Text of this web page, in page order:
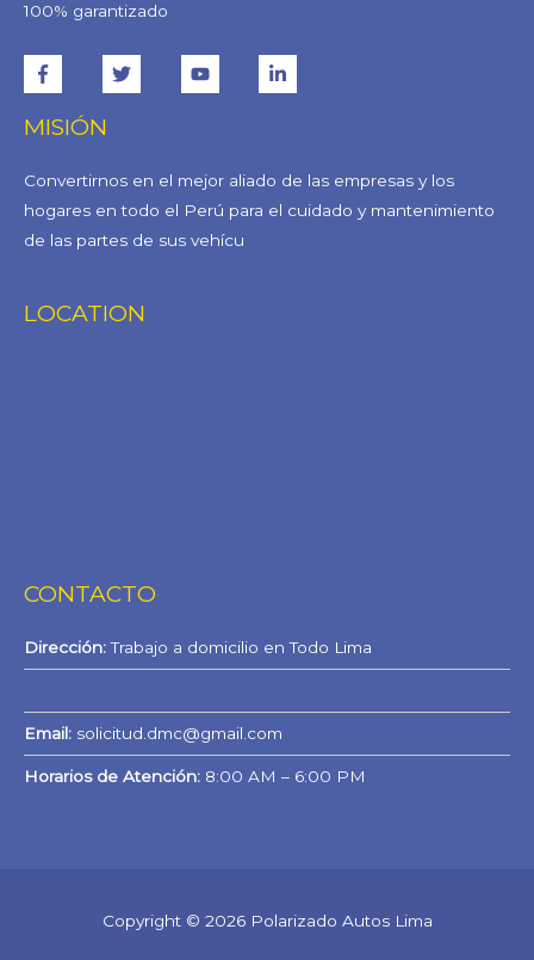
100% garantizado
MISIÓN
Convertirnos en el mejor aliado de las empresas y los
hogares en todo el Perú para el cuidado y mantenimiento
de las partes de sus vehícu
LOCATION
CONTACTO
Dirección:Trabajo a domicilio en Todo Lima
Email: solicitud.dmc@gmail.com
Horarios de Atención: 8:00 AM – 6:00 PM
Copyright © 2026 Polarizado Autos Lima